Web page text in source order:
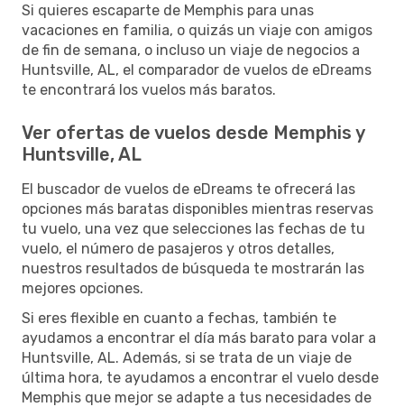
Si quieres escaparte de Memphis para unas
vacaciones en familia, o quizás un viaje con amigos
de fin de semana, o incluso un viaje de negocios a
Huntsville, AL, el comparador de vuelos de eDreams
te encontrará los vuelos más baratos.
Ver ofertas de vuelos desde Memphis y
Huntsville, AL
El buscador de vuelos de eDreams te ofrecerá las
opciones más baratas disponibles mientras reservas
tu vuelo, una vez que selecciones las fechas de tu
vuelo, el número de pasajeros y otros detalles,
nuestros resultados de búsqueda te mostrarán las
mejores opciones.
Si eres flexible en cuanto a fechas, también te
ayudamos a encontrar el día más barato para volar a
Huntsville, AL. Además, si se trata de un viaje de
última hora, te ayudamos a encontrar el vuelo desde
Memphis que mejor se adapte a tus necesidades de